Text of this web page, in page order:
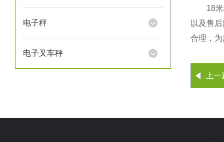
电子秤
电子叉车秤
18米地
以及售
合理，
上